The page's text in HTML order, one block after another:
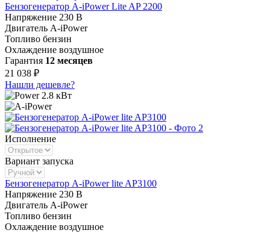
Бензогенератор A-iPower Lite AP 2200
Напряжение 230 В
Двигатель A-iPower
Топливо бензин
Охлаждение воздушное
Гарантия 12 месяцев
21 038 ₽
Нашли дешевле?
2.8 кВт
Исполнение
Вариант запуска
Бензогенератор A-iPower lite AP3100
Напряжение 230 В
Двигатель A-iPower
Топливо бензин
Охлаждение воздушное